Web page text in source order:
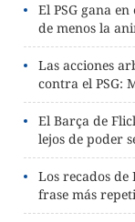
El PSG gana
de menos la
Las acciones
contra el PSG:
El Barça de
lejos de poder
Los recados
frase más